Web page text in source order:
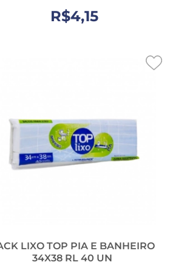
R$4,15
LIXO TOP PIA E BANHEIRO
34X38 RL 40 UN